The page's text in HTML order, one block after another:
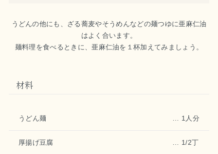
うどんの他にも、ざる蕎麦やそうめんなどの麺つゆに亜麻仁油
はよく合います。
麺料理を食べるときに、亜麻仁油を１杯加えてみましょう。
材料
うどん麺 1人分
厚揚げ豆腐 1/2丁